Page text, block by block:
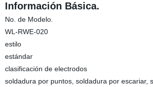
Información Básica.
No. de Modelo.
WL-RWE-020
estilo
estándar
clasificación de electrodos
soldadura por puntos, soldadura por escariar,